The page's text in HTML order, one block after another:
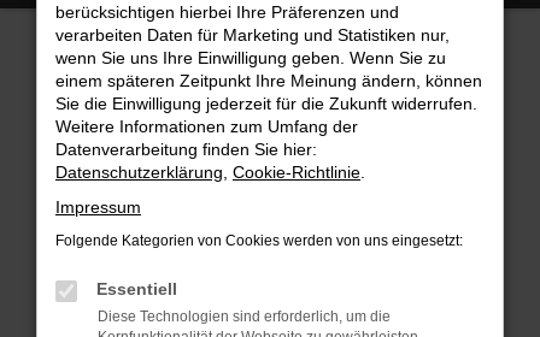
Fahrzeugmarkt
Fehler: Network Error
Beim Laden ist ein Fehler aufgetreten.
Hier sind ein paar Tipps, die dir helfen können:
Überprüfe deine Firewall und deine
Internetverbindung.
berücksichtigen hierbei Ihre Präferenzen und
verarbeiten Daten für Marketing und Statistiken nur,
wenn Sie uns Ihre Einwilligung geben. Wenn Sie zu
einem späteren Zeitpunkt Ihre Meinung ändern, können
Sie die Einwilligung jederzeit für die Zukunft widerrufen.
Weitere Informationen zum Umfang der
Datenverarbeitung finden Sie hier:
Datenschutzerklärung Cookie-Richtlinie
Impressum
Folgende Kategorien von Cookies werden von uns eingesetzt:
Essentiell
Diese Technologien sind erforderlich, um die